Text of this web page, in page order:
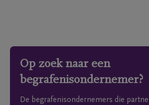
Op zoek naar een
begrafenisondernemer?
De begrafenisondernemers die